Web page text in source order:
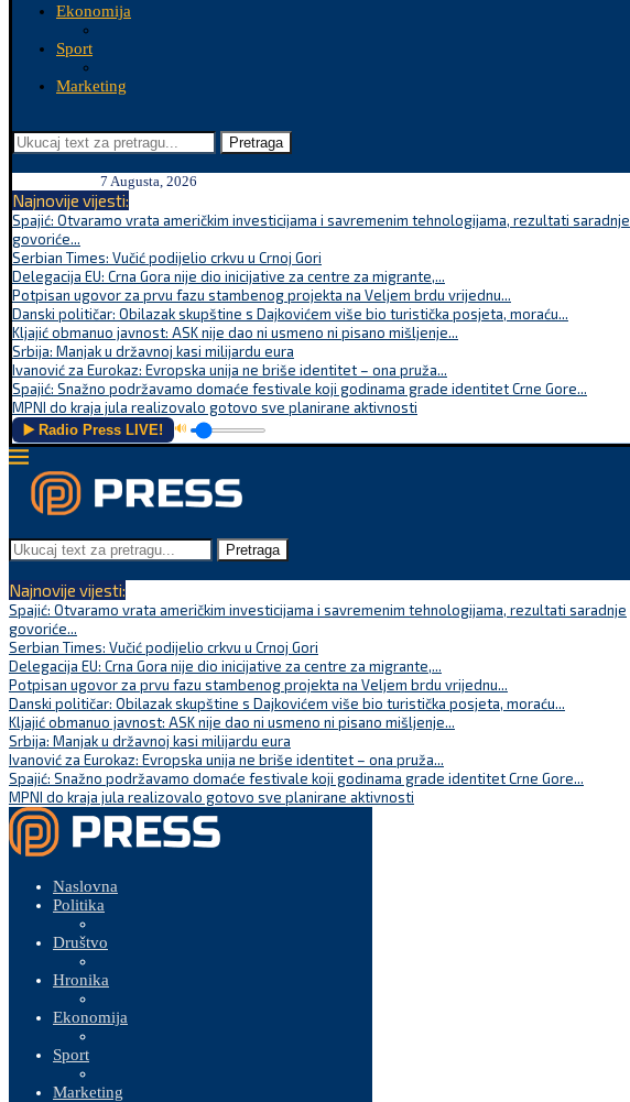
Ekonomija
Sport
Marketing
Pretraga
7 Augusta, 2026
Najnovije vijesti:
Spajić: Otvaramo vrata američkim investicijama i savremenim tehnologijama, rezultati saradnje
govoriće...
Serbian Times: Vučić podijelio crkvu u Crnoj Gori
Delegacija EU: Crna Gora nije dio inicijative za centre za migrante,...
Potpisan ugovor za prvu fazu stambenog projekta na Veljem brdu vrijednu...
Danski političar: Obilazak skupštine s Dajkovićem više bio turistička posjeta, moraću...
Kljajić obmanuo javnost: ASK nije dao ni usmeno ni pisano mišljenje...
Srbija: Manjak u državnoj kasi milijardu eura
Ivanović za Eurokaz: Evropska unija ne briše identitet – ona pruža...
Spajić: Snažno podržavamo domaće festivale koji godinama grade identitet Crne Gore...
MPNI do kraja jula realizovalo gotovo sve planirane aktivnosti
▶️ Radio Press LIVE! 🔊
Pretraga
Najnovije vijesti:
Spajić: Otvaramo vrata američkim investicijama i savremenim tehnologijama, rezultati saradnje
govoriće...
Serbian Times: Vučić podijelio crkvu u Crnoj Gori
Delegacija EU: Crna Gora nije dio inicijative za centre za migrante,...
Potpisan ugovor za prvu fazu stambenog projekta na Veljem brdu vrijednu...
Danski političar: Obilazak skupštine s Dajkovićem više bio turistička posjeta, moraću...
Kljajić obmanuo javnost: ASK nije dao ni usmeno ni pisano mišljenje...
Srbija: Manjak u državnoj kasi milijardu eura
Ivanović za Eurokaz: Evropska unija ne briše identitet – ona pruža...
Spajić: Snažno podržavamo domaće festivale koji godinama grade identitet Crne Gore...
MPNI do kraja jula realizovalo gotovo sve planirane aktivnosti
Naslovna
Politika
Društvo
Hronika
Ekonomija
Sport
Marketing